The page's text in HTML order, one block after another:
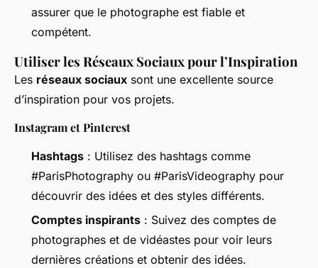
assurer que le photographe est fiable et
compétent.
Utiliser les Réseaux Sociaux pour l’Inspiration
Les réseaux sociaux sont une excellente source
d’inspiration pour vos projets.
Instagram et Pinterest
Hashtags : Utilisez des hashtags comme
#ParisPhotography ou #ParisVideography pour
découvrir des idées et des styles différents.
Comptes inspirants : Suivez des comptes de
photographes et de vidéastes pour voir leurs
dernières créations et obtenir des idées.